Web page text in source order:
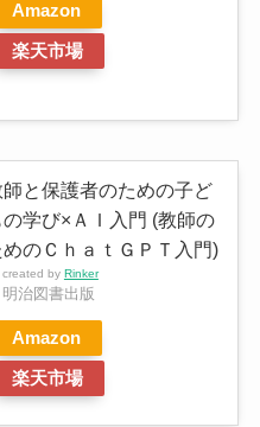
Amazon
楽天市場
と保護者のための子ど
の学び×ＡＩ入門 (教師の
めのＣｈａｔＧＰＴ入門)
created by Rinker
明治図書出版
Amazon
楽天市場